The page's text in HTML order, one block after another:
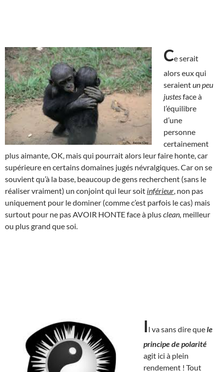
Ce serait
alors eux qui
seraientun peu
justesface à
l’équilibre
d’une
personne
certainement
plus aimante, OK, mais qui pourrait alors leur faire honte, car
supérieure en certains domaines jugés névralgiques. Car on se
souvient qu’à la base, beaucoup de gens recherchent (sans le
réaliser vraiment) un conjoint qui leur soit inférieur , non pas
uniquement pour le dominer (comme c’est parfois le cas) mais
surtout pour ne pas AVOIR HONTE face à plusclean, meilleur
ou plus grand que soi.
Il va sans dire quele
principe de polarité
agit ici à plein
rendement ! Tout